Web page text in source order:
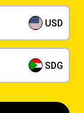
USD
SDG